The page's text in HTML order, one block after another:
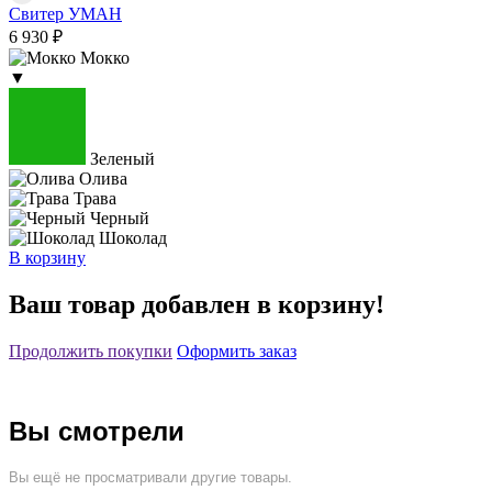
Свитер УМАН
6 930 ₽
Мокко
▼
Зеленый
Олива
Трава
Черный
Шоколад
В корзину
Ваш товар добавлен в корзину!
Продолжить покупки Оформить заказ
Вы смотрели
Вы ещё не просматривали другие товары.